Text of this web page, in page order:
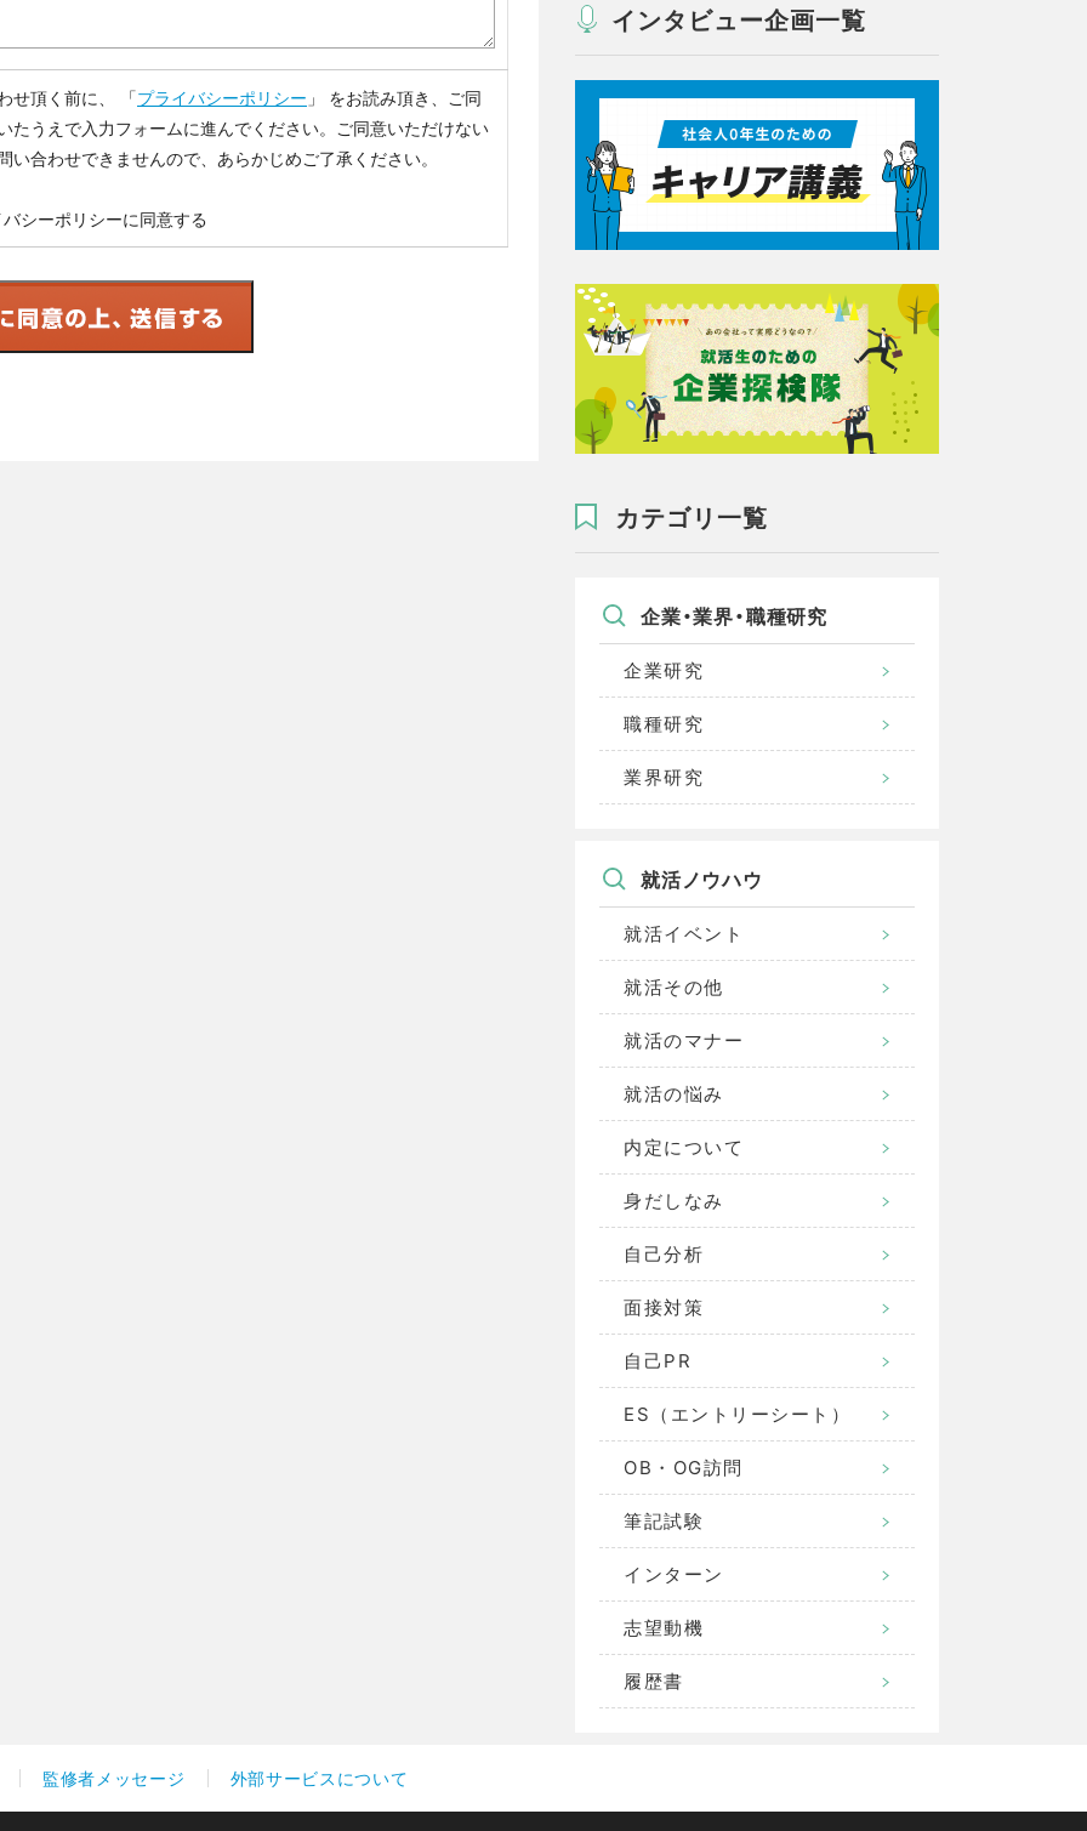
せ頂く前に、 「プライバシーポリシー 」 をお読み頂き、ご同
たうえで入力フォームに進んでください。ご同意いただけない
い合わせできませんので、あらかじめご了承ください。
シーポリシーに同意する
インタビュー企画一覧
カテゴリ一覧
企業・業界・職種研究
企業研究
職種研究
業界研究
就活ノウハウ
就活イベント
就活その他
就活のマナー
就活の悩み
内定について
身だしなみ
自己分析
面接対策
自己PR
ES（エントリーシート）
OB・OG訪問
筆記試験
インターン
志望動機
履歴書
監修者メッセージ 外部サービスについて